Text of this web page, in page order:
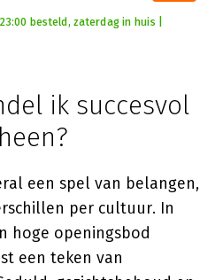
besteld, zaterdag in huis |
ik succesvol
een spel van belangen,
per cultuur. In
hoge openingsbod
een teken van